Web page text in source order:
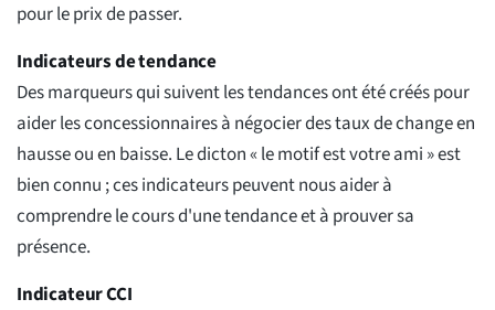
pour le prix de passer.
Indicateurs de tendance
Des marqueurs qui suivent les tendances ont été créés pour
aider les concessionnaires à négocier des taux de change en
hausse ou en baisse. Le dicton « le motif est votre ami » est
bien connu ; ces indicateurs peuvent nous aider à
comprendre le cours d'une tendance et à prouver sa
présence.
Indicateur CCI